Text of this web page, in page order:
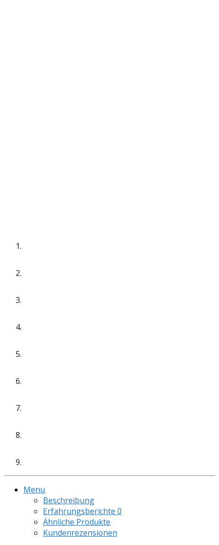
Menu
Beschreibung
Erfahrungsberichte 0
Ähnliche Produkte
Kundenrezensionen